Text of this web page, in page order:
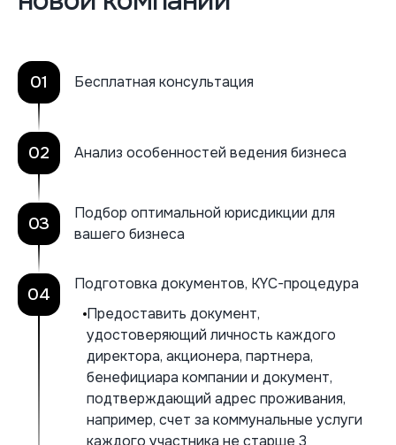
01 Бесплатная консультация
02 Анализ особенностей ведения бизнеса
03
Подбор оптимальной юрисдикции для
вашего бизнеса
04
Подготовка документов, KYC-процедура
Предоставить документ,
удостоверяющий личность каждого
директора, акционера, партнера,
бенефициара компании и документ,
подтверждающий адрес проживания,
например, счет за коммунальные услуги
каждого участника не старше 3